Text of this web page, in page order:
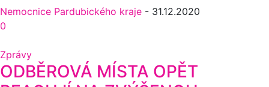
Nemocnice Pardubického kraje - 31.12.2020
0
Zprávy
ODBĚROVÁ MÍSTA OPĚT